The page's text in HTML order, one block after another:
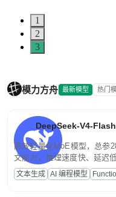
1
2
3
模力方舟 最新模型 热门
DeepSeek-V4-
高效轻量化MoE模型，总参
文能力。推理速度快、延迟
高并发、轻量化任务，适合
文案处理等普惠刚需场景。
文本生成 AI 编程模型